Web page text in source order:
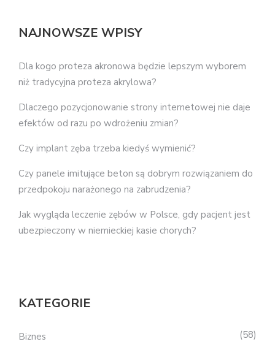
NAJNOWSZE WPISY
Dla kogo proteza akronowa będzie lepszym wyborem
niż tradycyjna proteza akrylowa?
Dlaczego pozycjonowanie strony internetowej nie daje
efektów od razu po wdrożeniu zmian?
Czy implant zęba trzeba kiedyś wymienić?
Czy panele imitujące beton są dobrym rozwiązaniem do
przedpokoju narażonego na zabrudzenia?
Jak wygląda leczenie zębów w Polsce, gdy pacjent jest
ubezpieczony w niemieckiej kasie chorych?
KATEGORIE
Biznes 58